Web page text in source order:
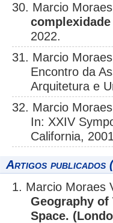
30. Marcio
2022.
31. Marcio
Encontro da
Arquitetura e
32. Marcio
In: XXIV
California,
Artigos publicados
1. Marcio Moraes
Geography of
Space.